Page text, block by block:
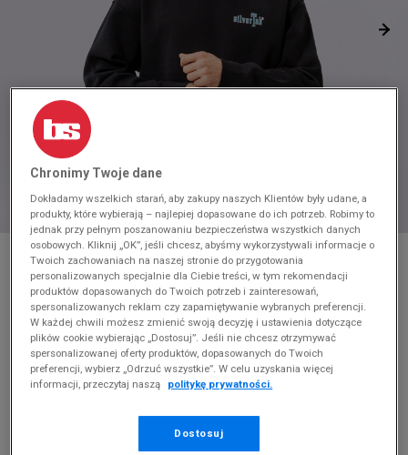
* Zdjęcie poglądowe
LEVI'S BLUZA RELAXD GRAPHIC CREW
Produkt pochodzi z końcówek aktualnych kolekcji, ubiegłych
sezonów lub z ekspozycji.Szczegóły.
74,99 zł
Chronimy Twoje dane
Dokładamy wszelkich starań, aby zakupy naszych Klientów były udane, a
produkty, które wybierają – najlepiej dopasowane do ich potrzeb. Robimy to
jednak przy pełnym poszanowaniu bezpieczeństwa wszystkich danych
osobowych. Kliknij „OK”, jeśli chcesz, abyśmy wykorzystywali informacje o
Twoich zachowaniach na naszej stronie do przygotowania
personalizowanych specjalnie dla Ciebie treści, w tym rekomendacji
produktów dopasowanych do Twoich potrzeb i zainteresowań,
spersonalizowanych reklam czy zapamiętywanie wybranych preferencji.
W każdej chwili możesz zmienić swoją decyzję i ustawienia dotyczące
plików cookie wybierając „Dostosuj”. Jeśli nie chcesz otrzymywać
spersonalizowanej oferty produktów, dopasowanych do Twoich
preferencji, wybierz „Odrzuć wszystkie”. W celu uzyskania więcej
informacji, przeczytaj naszą
politykę prywatności.
Dostosuj